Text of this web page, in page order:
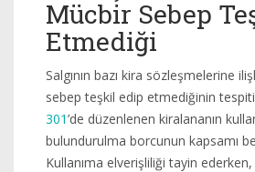
Mücbir Sebep
Etmediği
Salgının bazı kira sözleşmelerine
sebep teşkil edip etmediğinin
301’de düzenlenen kiralananın
bulundurulma borcunun kapsamı
Kullanıma elverişliliği tayin ederken,